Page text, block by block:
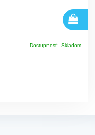
Dostupnosť: Skladom